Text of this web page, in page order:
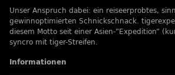
Unser Anspruch dabei: ein reiseerprobtes,
gewinnoptimierten Schnickschnack.
diesem Motto seit einer Asien-”Expedition”
syncro mit tiger-Streifen.
Informationen